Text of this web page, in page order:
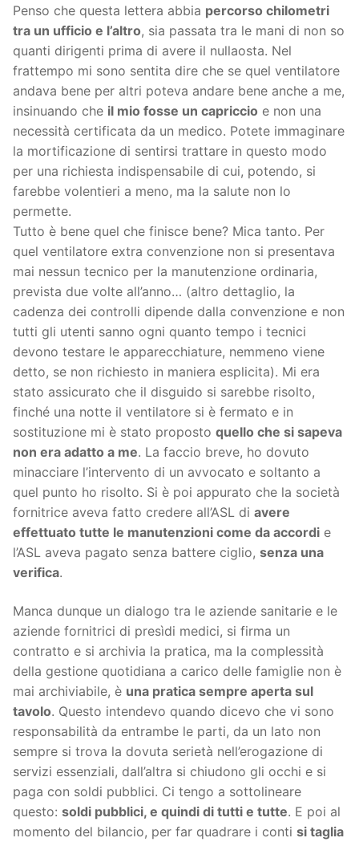
Penso che questa lettera abbia percorso chilometri
tra un ufficio e l’altro, sia passata tra le mani di non so
quanti dirigenti prima di avere il nullaosta. Nel
frattempo mi sono sentita dire che se quel ventilatore
andava bene per altri poteva andare bene anche a me,
insinuando che il mio fosse un capriccio e non una
necessità certificata da un medico. Potete immaginare
la mortificazione di sentirsi trattare in questo modo
per una richiesta indispensabile di cui, potendo, si
farebbe volentieri a meno, ma la salute non lo
permette.
Tutto è bene quel che finisce bene? Mica tanto. Per
quel ventilatore extra convenzione non si presentava
mai nessun tecnico per la manutenzione ordinaria,
prevista due volte all’anno… (altro dettaglio, la
cadenza dei controlli dipende dalla convenzione e non
tutti gli utenti sanno ogni quanto tempo i tecnici
devono testare le apparecchiature, nemmeno viene
detto, se non richiesto in maniera esplicita). Mi era
stato assicurato che il disguido si sarebbe risolto,
finché una notte il ventilatore si è fermato e in
sostituzione mi è stato proposto quello che si sapeva
non era adatto a me. La faccio breve, ho dovuto
minacciare l’intervento di un avvocato e soltanto a
quel punto ho risolto. Si è poi appurato che la società
fornitrice aveva fatto credere all’ASL di avere
effettuato tutte le manutenzioni come da accordi e
l’ASL aveva pagato senza battere ciglio, senza una
verifica.
Manca dunque un dialogo tra le aziende sanitarie e le
aziende fornitrici di presìdi medici, si firma un
contratto e si archivia la pratica, ma la complessità
della gestione quotidiana a carico delle famiglie non è
mai archiviabile, è una pratica sempre aperta sul
tavolo. Questo intendevo quando dicevo che vi sono
responsabilità da entrambe le parti, da un lato non
sempre si trova la dovuta serietà nell’erogazione di
servizi essenziali, dall’altra si chiudono gli occhi e si
paga con soldi pubblici. Ci tengo a sottolineare
questo: soldi pubblici, e quindi di tutti e tutte. E poi al
momento del bilancio, per far quadrare i conti si taglia